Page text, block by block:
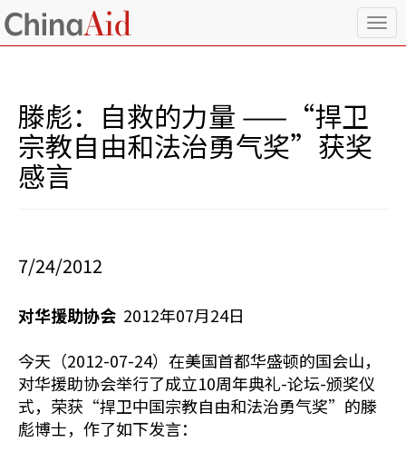
T
o
滕彪：自救的力量 ——“捍卫
宗教自由和法治勇气奖”获奖
感言
7/24/2012
对华援助协会 2012年07月24日
今天（2012-07-24）在美国首都华盛顿的国会山，
对华援助协会举行了成立10周年典礼-论坛-颁奖仪
式，荣获“捍卫中国宗教自由和法治勇气奖”的滕
彪博士，作了如下发言：